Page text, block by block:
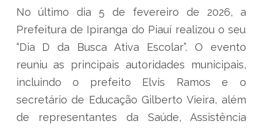
No último dia 5 de fevereiro de 2026, a
Prefeitura de Ipiranga do Piauí realizou o seu
“Dia D da Busca Ativa Escolar”. O evento
reuniu as principais autoridades municipais,
incluindo o prefeito Elvis Ramos e o
secretário de Educação Gilberto Vieira, além
de representantes da Saúde, Assistência